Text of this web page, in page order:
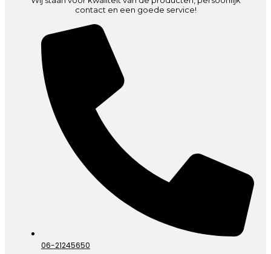
contact en een goede service!
06-21245650